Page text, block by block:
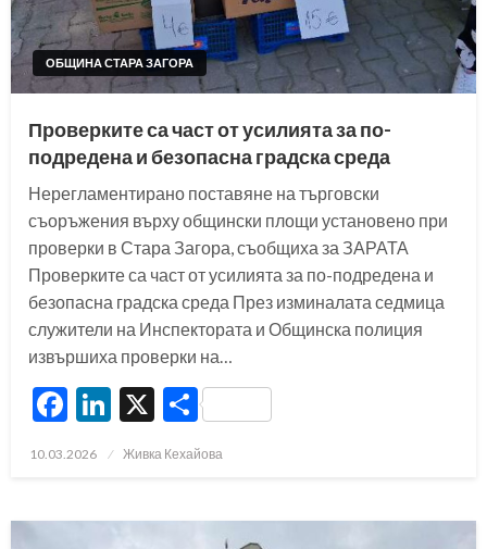
ОБЩИНА СТАРА ЗАГОРА
Проверките са част от усилията за по-
подредена и безопасна градска среда
Нерегламентирано поставяне на търговски
съоръжения върху общински площи установено при
проверки в Стара Загора, съобщиха за ЗАРАТА
Проверките са част от усилията за по-подредена и
безопасна градска среда През изминалата седмица
служители на Инспектората и Общинска полиция
извършиха проверки на…
Facebook
LinkedIn
X Share
Posted
10.03.2026 Живка Кехайова